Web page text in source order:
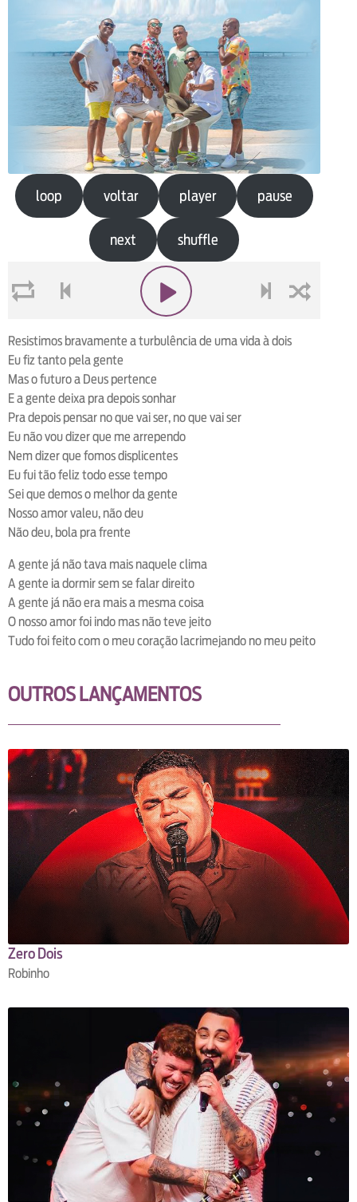
loop voltar player pause
next shuffle
Resistimos bravamente a turbulência de uma vida à dois
Eu fiz tanto pela gente
Mas o futuro a Deus pertence
E a gente deixa pra depois sonhar
Pra depois pensar no que vai ser, no que vai ser
Eu não vou dizer que me arrependo
Nem dizer que fomos displicentes
Eu fui tão feliz todo esse tempo
Sei que demos o melhor da gente
Nosso amor valeu, não deu
Não deu, bola pra frente
A gente já não tava mais naquele clima
A gente ia dormir sem se falar direito
A gente já não era mais a mesma coisa
O nosso amor foi indo mas não teve jeito
Tudo foi feito com o meu coração lacrimejando no meu peito
OUTROS LANÇAMENTOS
Zero Dois
Robinho